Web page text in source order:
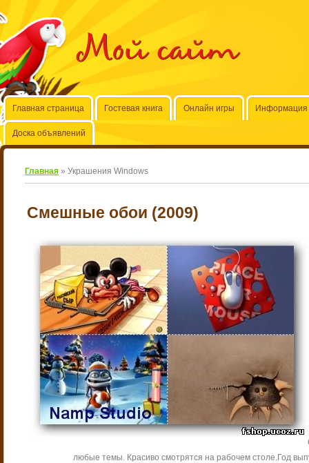
Мой сайт
Главная страница Гостевая книга Онлайн игры Информация
Доска объявлений
Главная » Украшения Windows
Смешные обои (2009)
любые темы. Красиво смотрятся на рабочем столе.Год